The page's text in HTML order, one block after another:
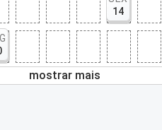
14
mostrar mais